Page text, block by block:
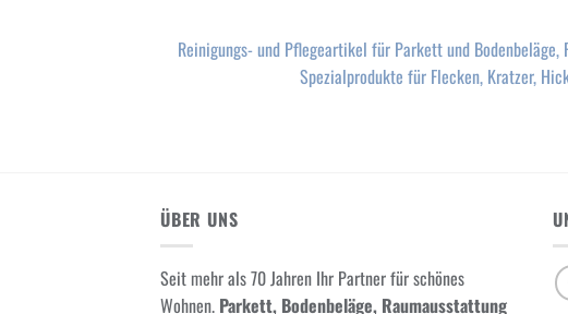
Reinigungs- und Pflegeartikel für Parkett und Bodenbeläge,
Spezialprodukte für Flecken, Kratzer,
ÜBER UNS
Seit mehr als 70 Jahren Ihr Partner für schönes
Wohnen. Parkett, Bodenbeläge, Raumausstattung